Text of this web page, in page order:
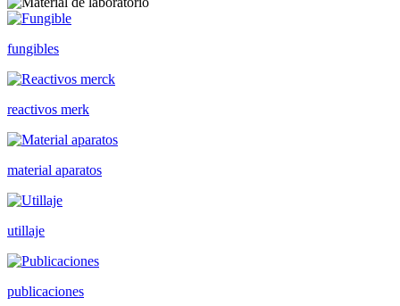
fungibles
reactivos merk
material aparatos
utillaje
publicaciones